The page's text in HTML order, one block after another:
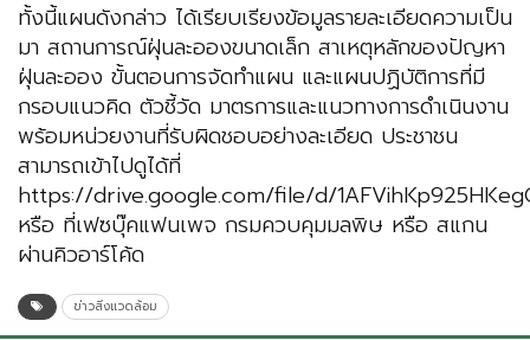
ทั้งนี้แผนดังกล่าว ได้เรียบเรียงข้อมูลรายละเอียดความเป็น
มา สถานการณ์ฝุ่นละอองขนาดเล็ก สาเหตุหลักของปัญหา
ฝุ่นละออง ขั้นตอนการจัดทำแผน และแผนปฏิบัติการที่มี
กรอบแนวคิด ตัวชี้วัด มาตรการและแนวทางการดำเนินงาน
พร้อมหน่วยงานที่รับผิดชอบอย่างละเอียด ประชาชน
สามารถเข้าไปดูได้ที่
https://drive.google.com/file/d/
หรือ ที่เฟซบุ๊คแฟนเพจ กรมควบคุมมลพิษ หรือ สแกน
ผ่านคิวอาร์โค้ด
ข่าวสิ่งแวดล้อม